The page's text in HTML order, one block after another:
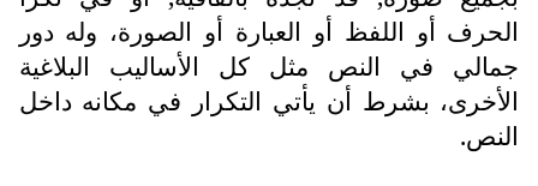
الحرف أو اللفظ أو العبارة أو الصورة، وله دور
جمالي في النص مثل كل الأساليب البلاغية
الأخرى، بشرط أن يأتي التكرار في مكانه داخل
النص.